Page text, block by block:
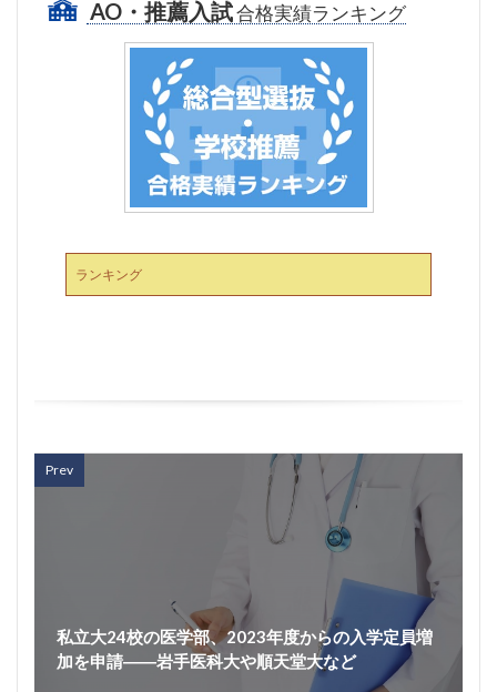
AO・推薦入試合格実績ランキング
ランキング
Prev
私立大24校の医学部、2023年度からの入学定員増
加を申請――岩手医科大や順天堂大など